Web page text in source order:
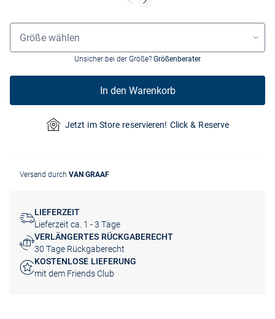
Größenauswahl
Größe wählen
Unsicher bei der Größe? Größenberater
In den Warenkorb
Jetzt im Store reservieren! Click & Reserve
Versand durch VAN GRAAF
LIEFERZEIT
Lieferzeit ca. 1 - 3 Tage
VERLÄNGERTES RÜCKGABERECHT
30 Tage Rückgaberecht
KOSTENLOSE LIEFERUNG
mit dem Friends Club